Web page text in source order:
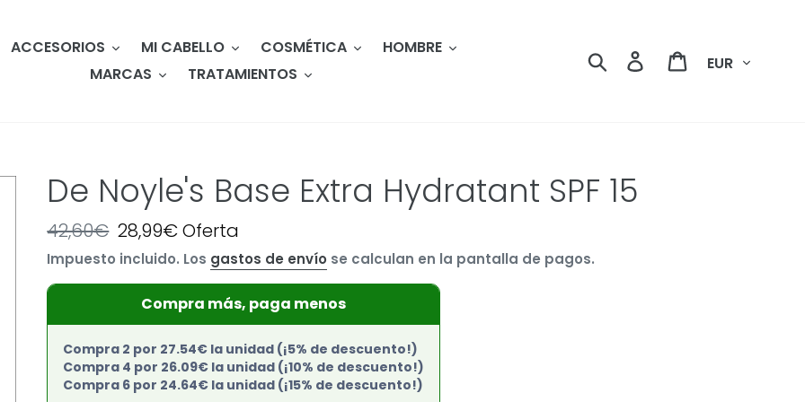
ACCESORIOS MI CABELLO COSMÉTICA
HOMBRE
MARCAS
TRATAMIENTOS
Buscar IngresarCarrito
De Noyle's Base Extra Hydratant SPF 15
Precio
habitual
42,60€ Precio
de
oferta
28,99€Oferta
Impuesto incluido. Los gastos de envío se calculan en la pantalla de pagos.
Compra más, paga menos
Compra 2 por 27.54€ la unidad (¡5% de descuento!)
Compra 4 por 26.09€ la unidad (¡10% de descuento!)
Compra 6 por 24.64€ la unidad (¡15% de descuento!)